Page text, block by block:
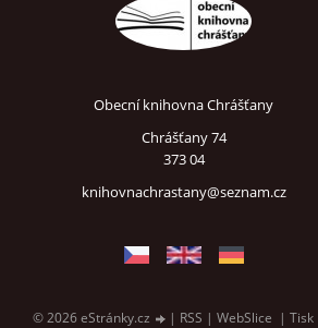
Obecní knihovna Chrášťany
Chrášťany 74
373 04
knihovnachrastany@seznam.cz
© 2026 eStránky.cz | RSS | WebSlice | Tisk